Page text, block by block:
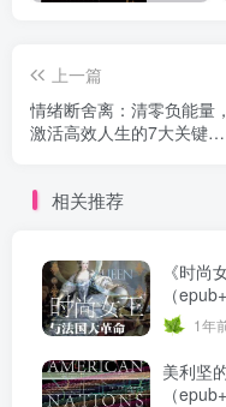
上一篇
情绪断舍离：清零负能量，
激活高效人生的7大关键
相关推荐
《时尚
（
1年
美利坚
（